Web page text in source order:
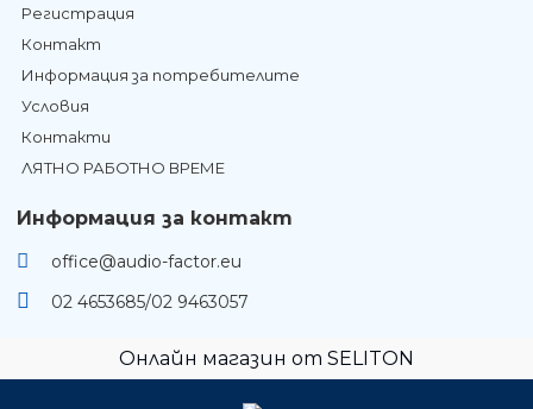
Регистрация
Контакт
Информация за потребителите
Условия
Контакти
ЛЯТНО РАБОТНО ВРЕМЕ
Информация за контакт
office@audio-factor.eu
02 4653685/02 9463057
Онлайн магазин от SELITON